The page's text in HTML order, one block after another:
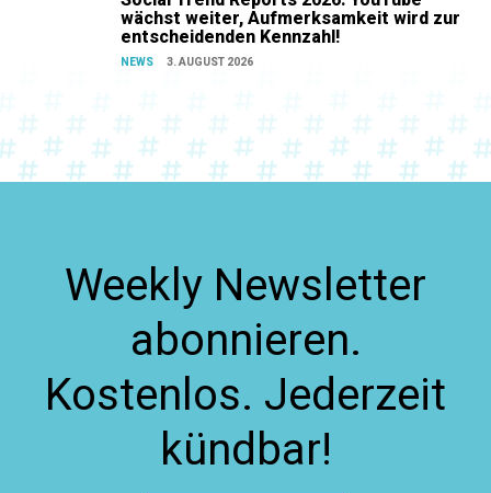
wächst weiter, Aufmerksamkeit wird zur
entscheidenden Kennzahl!
NEWS 3. AUGUST 2026
Weekly Newsletter
abonnieren.
Kostenlos. Jederzeit
kündbar!